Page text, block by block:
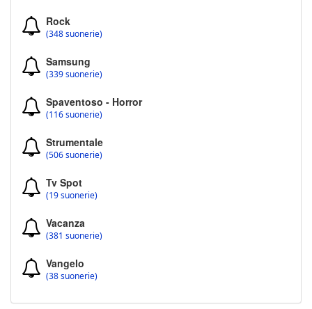
Rock
(348 suonerie)
Samsung
(339 suonerie)
Spaventoso - Horror
(116 suonerie)
Strumentale
(506 suonerie)
Tv Spot
(19 suonerie)
Vacanza
(381 suonerie)
Vangelo
(38 suonerie)